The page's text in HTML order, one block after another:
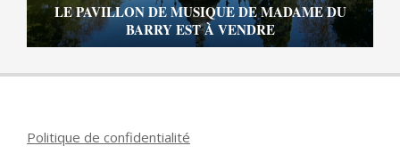
LE PAVILLON DE MUSIQUE DE MADAME DU
BARRY EST À VENDRE
Politique de confidentialité